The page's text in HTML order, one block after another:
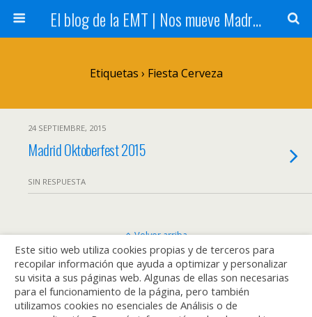
El blog de la EMT | Nos mueve Madrid
Etiquetas › Fiesta Cerveza
24 SEPTIEMBRE, 2015
Madrid Oktoberfest 2015
SIN RESPUESTA
Volver arriba
Móvil Escritorio
Este sitio web utiliza cookies propias y de terceros para
recopilar información que ayuda a optimizar y personalizar
su visita a sus páginas web. Algunas de ellas son necesarias
para el funcionamiento de la página, pero también
utilizamos cookies no esenciales de Análisis o de